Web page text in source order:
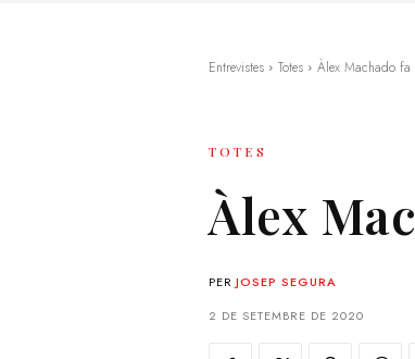
Entrevistes Totes Àlex Machado
TOTES
Àlex
PER JOSEP SEGURA
2 DE SETEMBRE DE 2020